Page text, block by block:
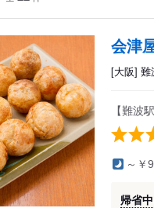
会津
[大阪] 難
【難波
～￥
帰省